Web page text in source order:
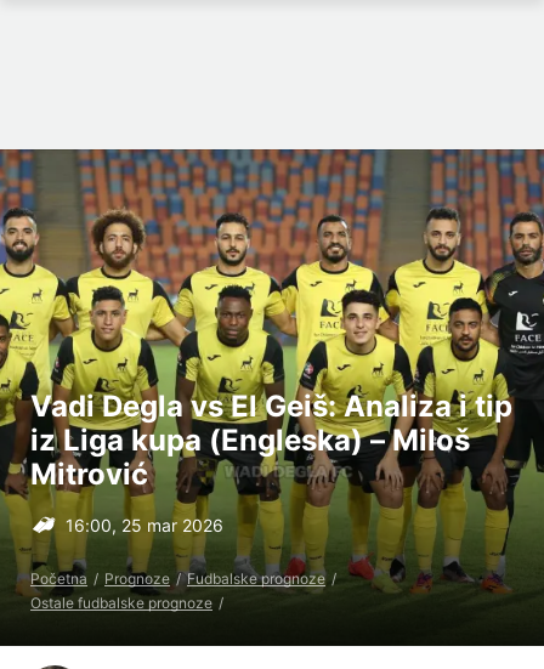
Vadi Degla vs El Geiš: Analiza i tip
iz Liga kupa (Engleska) – Miloš
Mitrović
16:00, 25 mar 2026
Početna Prognoze
Fudbalske prognoze
Ostale fudbalske prognoze